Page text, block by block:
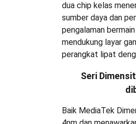
dua chip kelas
sumber daya dan
pengalaman
mendukung layar
perangkat lipat
Seri
Baik MediaTek